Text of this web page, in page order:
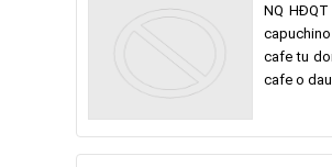
NQ
cafe tu
cafe o